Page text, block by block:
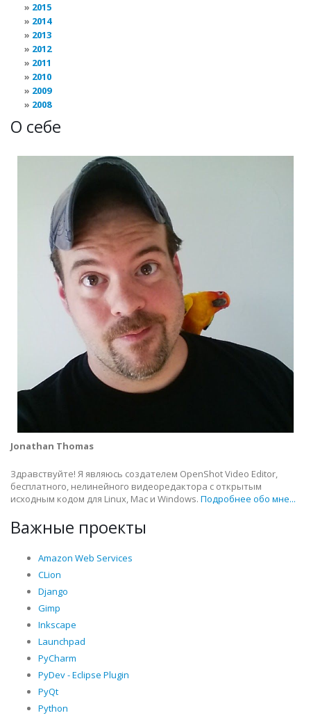
2015
2014
2013
2012
2011
2010
2009
2008
О себе
Jonathan Thomas
Здравствуйте! Я являюсь создателем OpenShot Video Editor,
бесплатного, нелинейного видеоредактора с открытым
исходным кодом для Linux, Mac и Windows. Подробнее обо мне...
Важные проекты
Amazon Web Services
CLion
Django
Gimp
Inkscape
Launchpad
PyCharm
PyDev - Eclipse Plugin
PyQt
Python